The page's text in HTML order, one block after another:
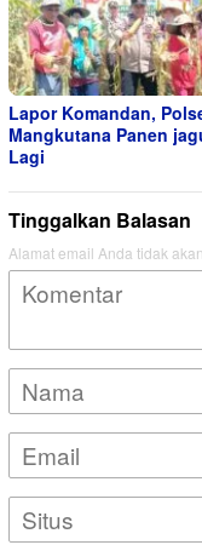
Lapor Komandan,
Mangkutana Panen
Lagi
Tinggalkan Balasan
Alamat email Anda tidak